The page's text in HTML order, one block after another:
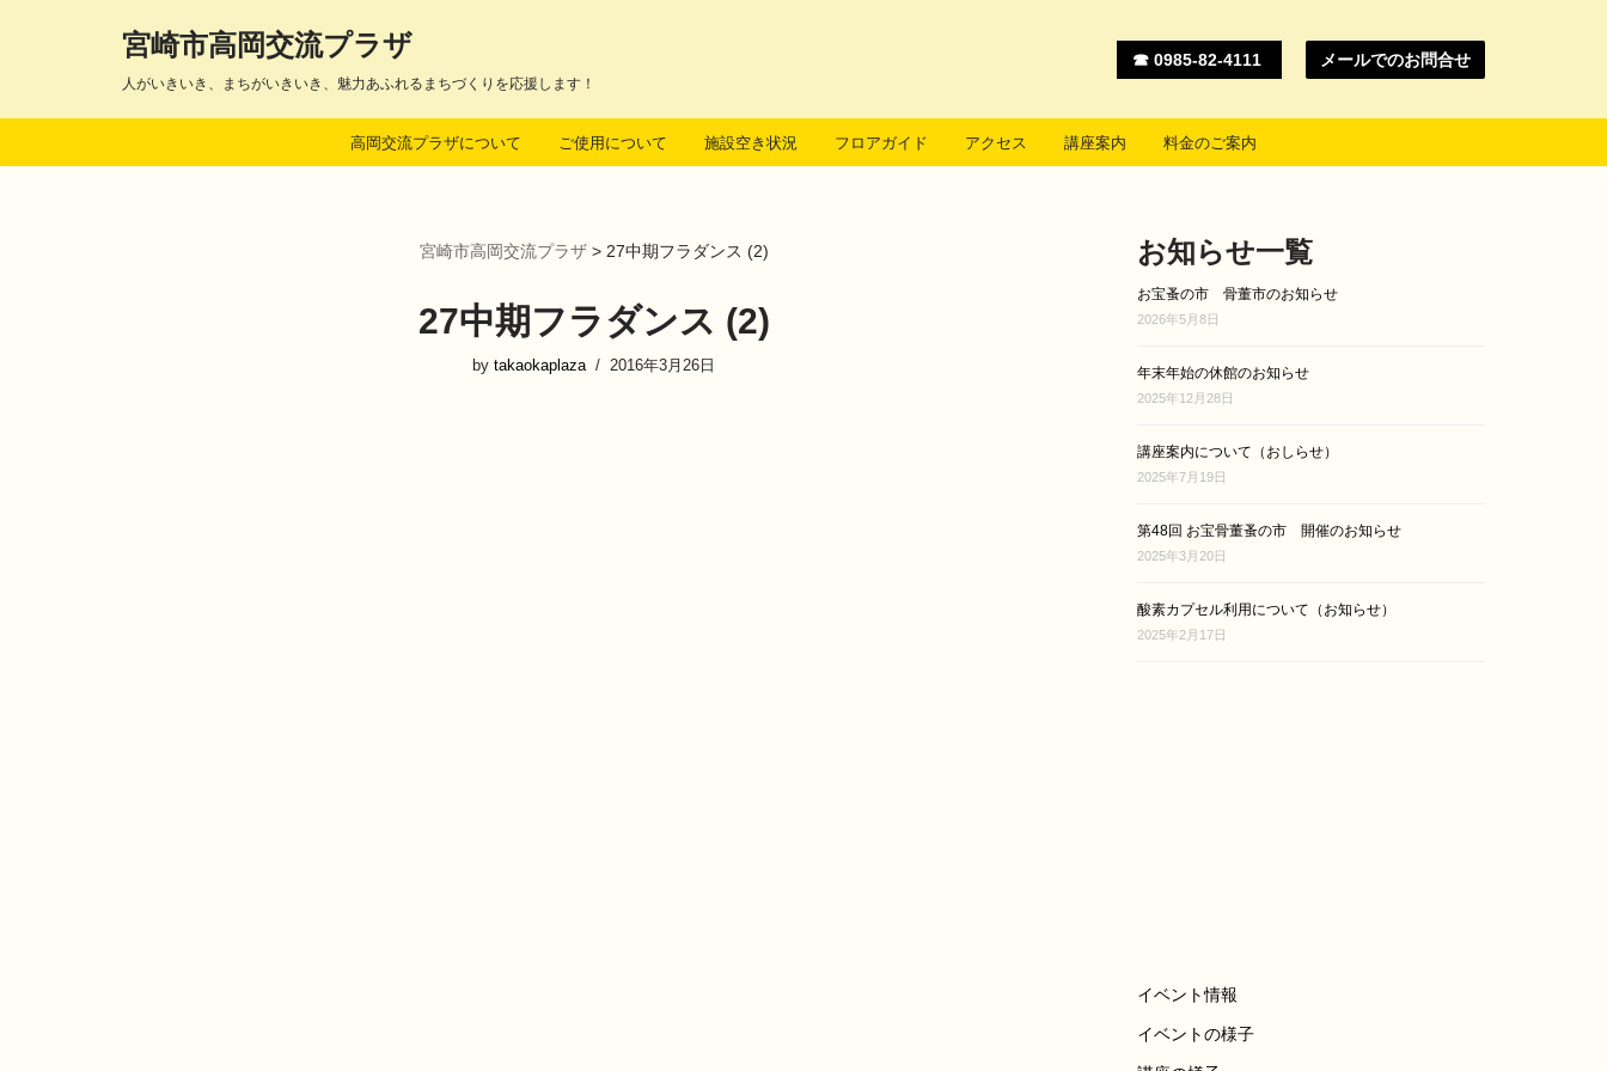
テ
宮崎市高岡交流プラザ
人がいきいき、まちがいきいき、魅力あふれるまちづくりを応援します！
☎ 0985-82-4111 メールでのお問合せ
高岡交流プラザについて ご使用について 施設空き状況 フロアガイド アクセス 講座案内 料金のご案内
宮崎市高岡交流プラザ> 27中期フラダンス (2)
27中期フラダンス (2)
by takaokaplaza 2016年3月26日
お知らせ一覧
お宝蚤の市 骨董市のお知らせ
2026年5月8日
年末年始の休館のお知らせ
2025年12月28日
講座案内について（おしらせ）
2025年7月19日
第48回 お宝骨董蚤の市 開催のお知らせ
2025年3月20日
酸素カプセル利用について（お知らせ）
2025年2月17日
イベント情報
イベントの様子